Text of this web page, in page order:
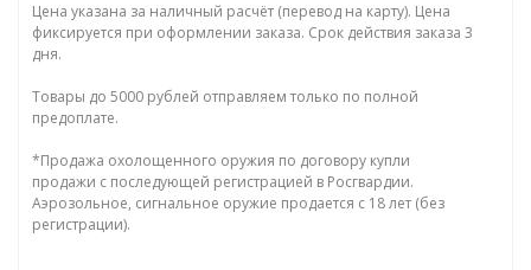
Цена указана за наличный расчёт (перевод на карту). Цена
фиксируется при оформлении заказа. Срок действия заказа 3
дня.
Товары до 5000 рублей отправляем только по полной
предоплате.
*Продажа охолощенного оружия по договору купли
продажи с последующей регистрацией в Росгвардии.
Аэрозольное, сигнальное оружие продается с 18 лет (без
регистрации).